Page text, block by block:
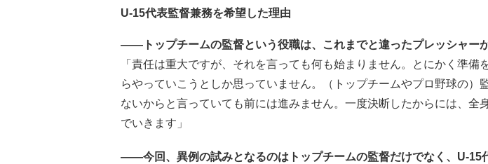
U-15代表監督兼務を希望した理由
――トップチームの監督という役職は、これまでと違ったプレッシャー
「責任は重大ですが、それを言っても何も始まりません。とにかく準備
らやっていこうとしか思っていません。（トップチームやプロ野球の）
ないからと言っていても前には進みません。一度決断したからには、全
でいきます」
――今回、異例の試みとなるのはトップチームの監督だけでなく、U-15